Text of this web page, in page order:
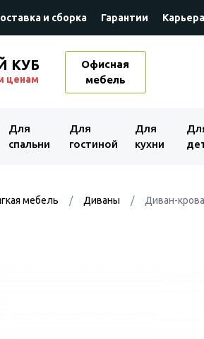
и сборка Гарантии
КУБ
ценам
Офисная
мебель
Для
спальни
Для
гостиной
Для
кухни
мебель Диваны Диван-